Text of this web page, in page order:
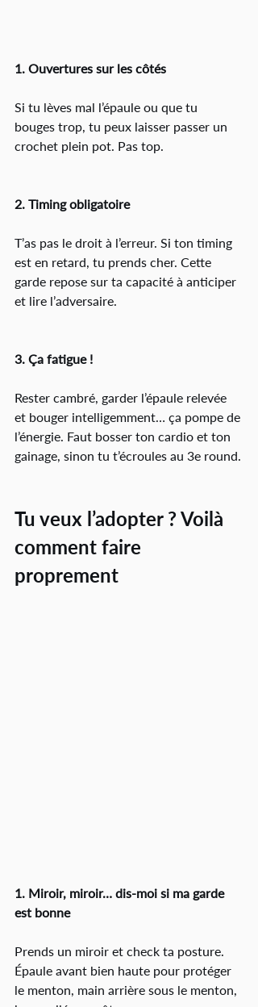
1. Ouvertures sur les côtés
Si tu lèves mal l’épaule ou que tu
bouges trop, tu peux laisser passer un
crochet plein pot. Pas top.
2. Timing obligatoire
T’as pas le droit à l’erreur. Si ton timing
est en retard, tu prends cher. Cette
garde repose sur ta capacité à anticiper
et lire l’adversaire.
3. Ça fatigue !
Rester cambré, garder l’épaule relevée
et bouger intelligemment… ça pompe de
l’énergie. Faut bosser ton cardio et ton
gainage, sinon tu t’écroules au 3e round.
Tu veux l’adopter ? Voilà
comment faire
proprement
1. Miroir, miroir… dis-moi si ma garde
est bonne
Prends un miroir et check ta posture.
Épaule avant bien haute pour protéger
le menton, main arrière sous le menton,